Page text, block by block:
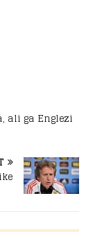
ali ga Englezi